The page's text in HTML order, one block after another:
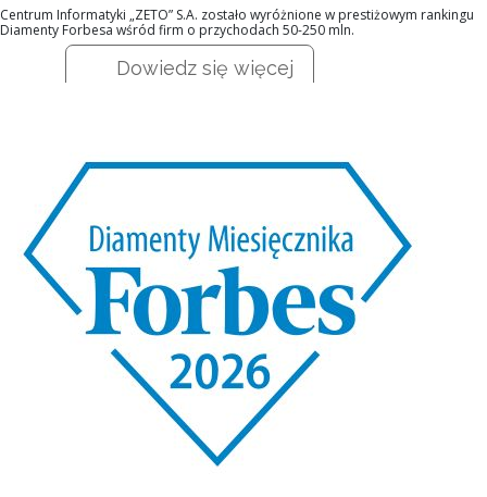
Centrum Informatyki „ZETO” S.A. zostało wyróżnione w prestiżowym rankingu
Diamenty Forbesa wśród firm o przychodach 50-250 mln.
Dowiedz się więcej